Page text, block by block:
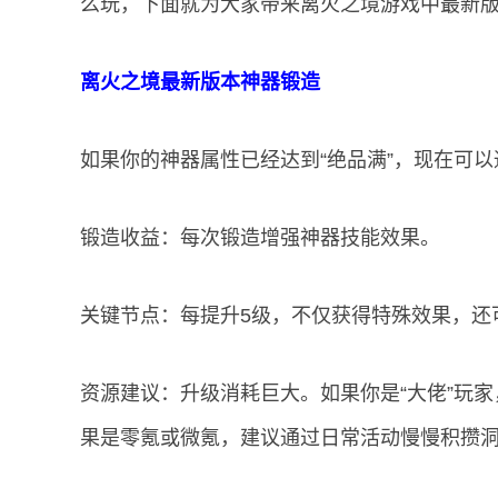
么玩，下面就为大家带来离火之境游戏中最新
离火之境最新版本神器锻造
如果你的神器属性已经达到“绝品满”，现在可
锻造收益：每次锻造增强神器技能效果。
关键节点：每提升5级，不仅获得特殊效果，
资源建议：升级消耗巨大。如果你是“大佬”玩
果是零氪或微氪，建议通过日常活动慢慢积攒